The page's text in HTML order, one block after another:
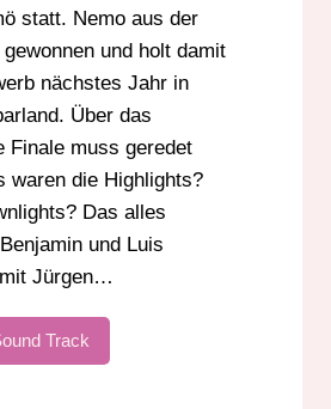
statt. Nemo aus der
und holt damit
nächstes Jahr in
Über das
Finale muss geredet
waren die Highlights?
Das alles
und Luis
Jürgen…
Track